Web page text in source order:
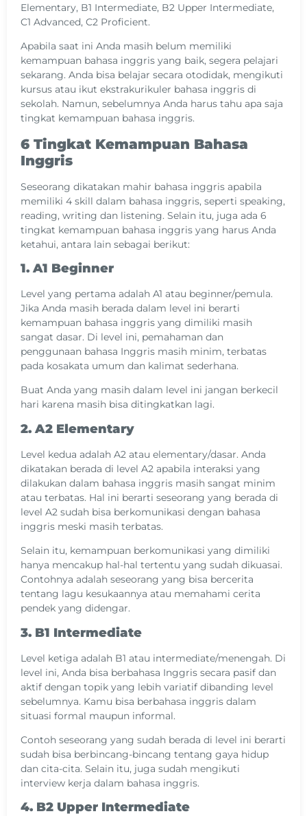
Elementary, B1 Intermediate, B2 Upper Intermediate,
C1 Advanced, C2 Proficient.
Apabila saat ini Anda masih belum memiliki
kemampuan bahasa inggris yang baik, segera pelajari
sekarang. Anda bisa belajar secara otodidak, mengikuti
kursus atau ikut ekstrakurikuler bahasa inggris di
sekolah. Namun, sebelumnya Anda harus tahu apa saja
tingkat kemampuan bahasa inggris.
6 Tingkat Kemampuan Bahasa
Inggris
Seseorang dikatakan mahir bahasa inggris apabila
memiliki 4 skill dalam bahasa inggris, seperti speaking,
reading, writing dan listening. Selain itu, juga ada 6
tingkat kemampuan bahasa inggris yang harus Anda
ketahui, antara lain sebagai berikut:
1. A1 Beginner
Level yang pertama adalah A1 atau beginner/pemula.
Jika Anda masih berada dalam level ini berarti
kemampuan bahasa inggris yang dimiliki masih
sangat dasar. Di level ini, pemahaman dan
penggunaan bahasa Inggris masih minim, terbatas
pada kosakata umum dan kalimat sederhana.
Buat Anda yang masih dalam level ini jangan berkecil
hari karena masih bisa ditingkatkan lagi.
2. A2 Elementary
Level kedua adalah A2 atau elementary/dasar. Anda
dikatakan berada di level A2 apabila interaksi yang
dilakukan dalam bahasa inggris masih sangat minim
atau terbatas. Hal ini berarti seseorang yang berada di
level A2 sudah bisa berkomunikasi dengan bahasa
inggris meski masih terbatas.
Selain itu, kemampuan berkomunikasi yang dimiliki
hanya mencakup hal-hal tertentu yang sudah dikuasai.
Contohnya adalah seseorang yang bisa bercerita
tentang lagu kesukaannya atau memahami cerita
pendek yang didengar.
3. B1 Intermediate
Level ketiga adalah B1 atau intermediate/menengah. Di
level ini, Anda bisa berbahasa Inggris secara pasif dan
aktif dengan topik yang lebih variatif dibanding level
sebelumnya. Kamu bisa berbahasa inggris dalam
situasi formal maupun informal.
Contoh seseorang yang sudah berada di level ini berarti
sudah bisa berbincang-bincang tentang gaya hidup
dan cita-cita. Selain itu, juga sudah mengikuti
interview kerja dalam bahasa inggris.
4. B2 Upper Intermediate